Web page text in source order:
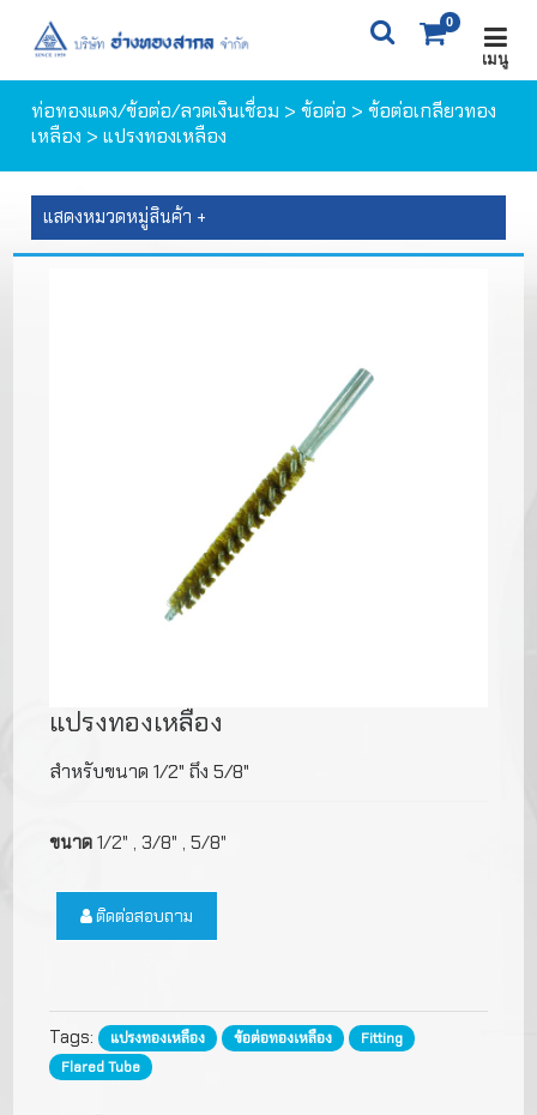
X
0
0ITEM(S)
ตะกร้าสินค้า สั่งซื้อสินค้า
เมนู
ท่อทองแดง/ข้อต่อ/ลวดเงินเชื่อม >ข้อต่อ >ข้อต่อเกลียวทอง
เหลือง > แปรงทองเหลือง
แสดงหมวดหมู่สินค้า +
แปรงทองเหลือง
สำหรับขนาด 1/2" ถึง 5/8"
ขนาด 1/2" , 3/8" , 5/8"
ติดต่อสอบถาม
Tags: แปรงทองเหลือง ข้อต่อทองเหลือง
Fitting
Flared Tube